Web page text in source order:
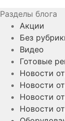
Разделы блога
Акции
Без
Видео
Готовые
Новости
Новости
Новости
Новости